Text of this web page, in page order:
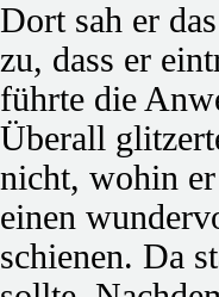
Dort sah er
zu, dass er
führte die
Überall
nicht, wohin
einen
schienen. Da